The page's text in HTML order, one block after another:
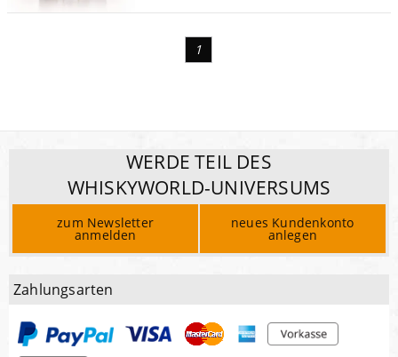
1
WERDE TEIL DES
WHISKYWORLD-UNIVERSUMS
zum Newsletter
anmelden
neues Kundenkonto
anlegen
Zahlungsarten